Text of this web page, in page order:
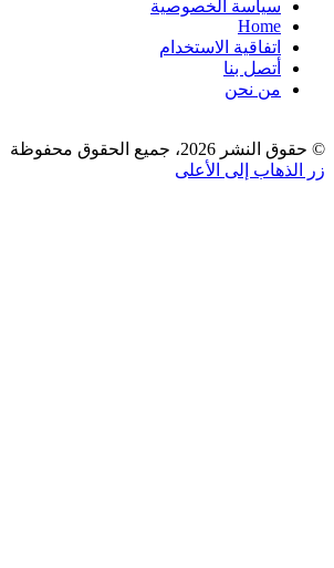
سياسة الخصوصية
Home
اتفاقية الاستخدام
أتصل بنا
من نحن
© حقوق النشر 2026، جميع الحقوق محفوظة لـ Zatsh
زر الذهاب إلى الأعلى